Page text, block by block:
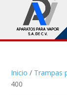
Inicio / Trampas
400